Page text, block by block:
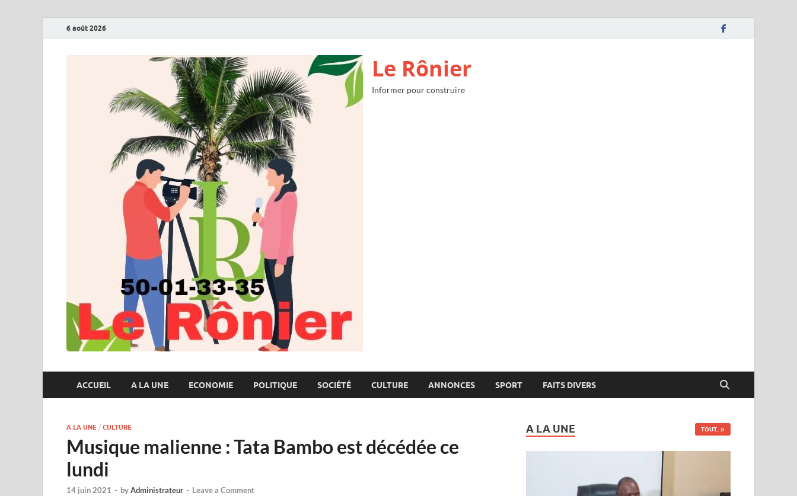
6 août 2026
Le Rônier
Informer pour construire
ACCUEIL A LA UNE ECONOMIE POLITIQUE SOCIÉTÉ CULTURE ANNONCES SPORT FAITS DIVERS
A LA UNE / CULTURE
Musique malienne : Tata Bambo est décédée ce
lundi
14 juin 2021 - byAdministrateur - Leave a Comment
A LA UNE TOUT..